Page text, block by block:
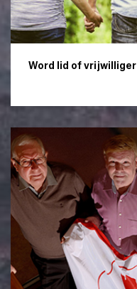
Word lid of vrijwilliger